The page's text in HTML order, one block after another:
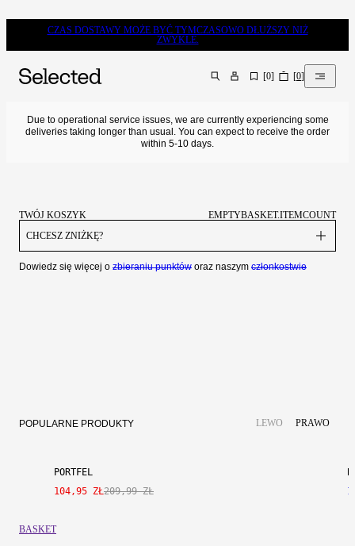
CZAS DOSTAWY MOŻE BYĆ TYMCZASOWO DŁUŻSZY NIŻ
ZWYKLE.
SZUKAJ [0] [0]
Due to operational service issues, we are currently experiencing some
deliveries taking longer than usual. You can expect to receive the order
within 5-10 days.
TWÓJ KOSZYK
EMPTYBASKET.ITEMCOUNT
CHCESZ ZNIŻKĘ?
Dowiedz się więcej o zbieraniu punktów oraz naszym członkostwie
POPULARNE PRODUKTY LEWO PRAWO
SALE PRAWDZIWA SKÓRA
PORTFEL
104,95 ZŁ209,99 ZŁ
BASKET